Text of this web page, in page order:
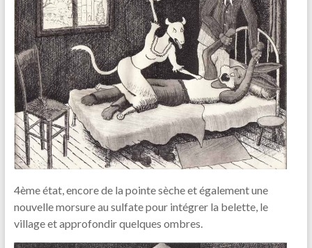
4ème état, encore de la pointe sèche et également une
nouvelle morsure au sulfate pour intégrer la belette, le
village et approfondir quelques ombres.